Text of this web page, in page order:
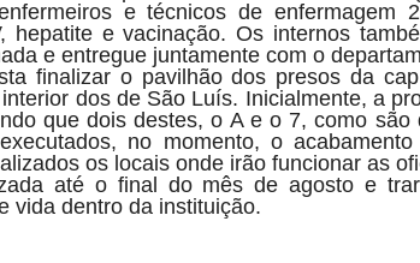
e técnicos de enfermagem
hepatite e vacinação. Os internos
e entregue juntamente com o
finalizar o pavilhão dos presos da
dos de São Luís. Inicialmente, a
que dois destes, o A e o 7, como são
no momento, o
os locais onde irão funcionar as
até o final do mês de agosto e
vida dentro da instituição.